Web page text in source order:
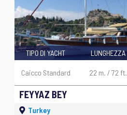
FEYYAZ BEY
TIPO DI YACHT
Caicco Standard
LUNGHEZZA
22 m. / 72 ft.
Turkey